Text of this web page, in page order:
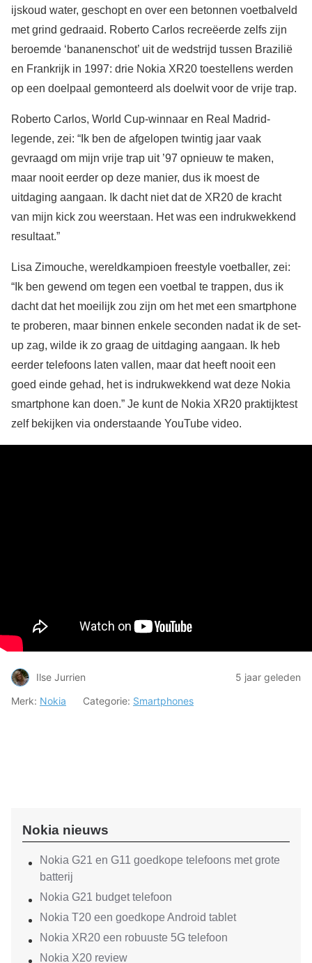
ijskoud water, geschopt en over een betonnen voetbalveld
met grind gedraaid. Roberto Carlos recreëerde zelfs zijn
beroemde ‘bananenschot’ uit de wedstrijd tussen Brazilië
en Frankrijk in 1997: drie Nokia XR20 toestellens werden
op een doelpaal gemonteerd als doelwit voor de vrije trap.
Roberto Carlos, World Cup-winnaar en Real Madrid-
legende, zei: “Ik ben de afgelopen twintig jaar vaak
gevraagd om mijn vrije trap uit ’97 opnieuw te maken,
maar nooit eerder op deze manier, dus ik moest de
uitdaging aangaan. Ik dacht niet dat de XR20 de kracht
van mijn kick zou weerstaan. Het was een indrukwekkend
resultaat.”
Lisa Zimouche, wereldkampioen freestyle voetballer, zei:
“Ik ben gewend om tegen een voetbal te trappen, dus ik
dacht dat het moeilijk zou zijn om het met een smartphone
te proberen, maar binnen enkele seconden nadat ik de set-
up zag, wilde ik zo graag de uitdaging aangaan. Ik heb
eerder telefoons laten vallen, maar dat heeft nooit een
goed einde gehad, het is indrukwekkend wat deze Nokia
smartphone kan doen.” Je kunt de Nokia XR20 praktijktest
zelf bekijken via onderstaande YouTube video.
Ilse Jurrien
5 jaar geleden
Merk: Nokia Categorie: Smartphones
Nokia nieuws
Nokia G21 en G11 goedkope telefoons met grote
batterij
Nokia G21 budget telefoon
Nokia T20 een goedkope Android tablet
Nokia XR20 een robuuste 5G telefoon
Nokia X20 review